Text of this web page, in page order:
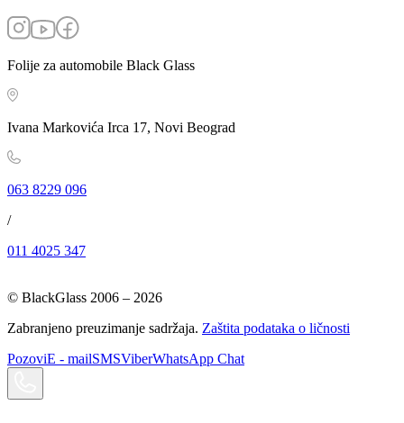
Folije za automobile Black Glass
Ivana Markovića Irca 17, Novi Beograd
063 8229 096
/
011 4025 347
© BlackGlass 2006 – 2026
Zabranjeno preuzimanje sadržaja. Zaštita podataka o ličnosti
PozoviE - mailSMSViberWhatsApp Chat